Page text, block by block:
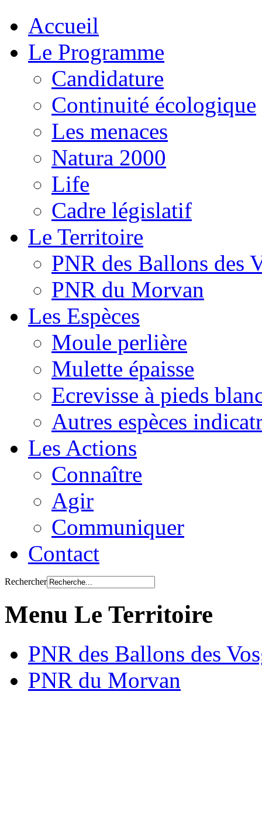
Accueil
Le Programme
Candidature
Continuité écologique
Les menaces
Natura 2000
Life
Cadre législatif
Le Territoire
PNR des Ballons des
PNR du Morvan
Les Espèces
Moule perlière
Mulette épaisse
Ecrevisse à pieds
Autres espèces
Les Actions
Connaître
Agir
Communiquer
Contact
Rechercher
Menu Le Territoire
PNR des Ballons des
PNR du Morvan